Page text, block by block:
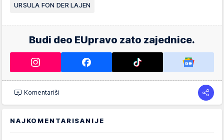
URSULA FON DER LAJEN
Budi deo EUpravo zato zajednice.
Komentariši
NAJKOMENTARISANIJE